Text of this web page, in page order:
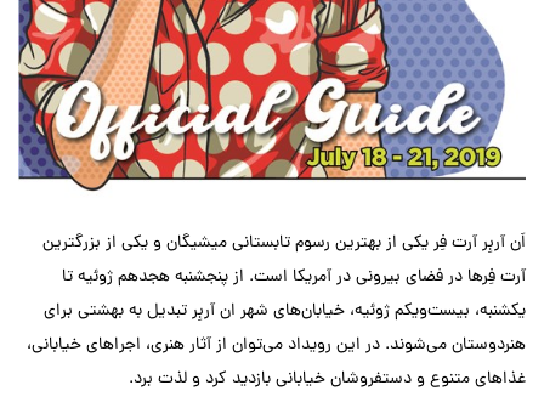
اَن آربِر آرت فِر یکی از بهترین رسوم تابستانی میشیگان و یکی از بزرگترین
آرت فِرها در فضای بیرونی در آمریکا است. از پنجشنبه هجدهم ژوئیه تا
یکشنبه، بیست‌ویکم ژوئیه، خیابان‌های شهر ان آربِر تبدیل به بهشتی برای
هنردوستان می‌شوند. در این رویداد می‌توان از آثار هنری، اجراهای خیابانی،
غذاهای متنوع و دستفروشان خیابانی بازدید کرد و لذت برد.